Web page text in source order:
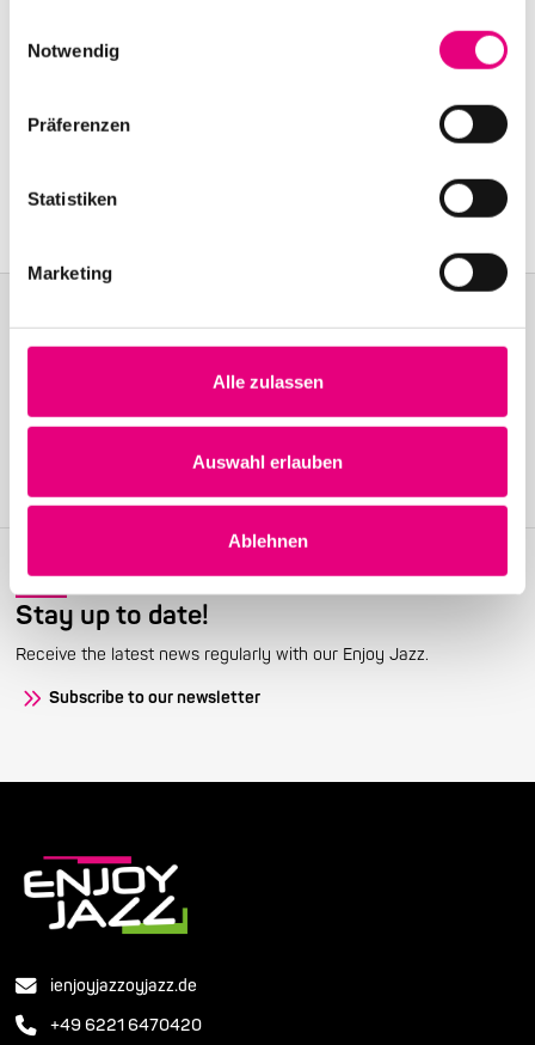
Notwendig
Präferenzen
Statistiken
Marketing
Alle zulassen
Auswahl erlauben
Ablehnen
Become a friend!
Join the Enjoy Jazz and receive exclusive information about the
Stay up to date!
Receive the latest news regularly with our Enjoy Jazz.
Subscribe to our newsletter
ienjoyjazzoyjazz.de
+49 6221 6470420